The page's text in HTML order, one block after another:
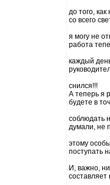
до того,
со всего
я могу не
работа
каждый
снился!!!
А теперь я
будете в
соблюдать
думали, не
этому
поступать
И, важно,
составляет